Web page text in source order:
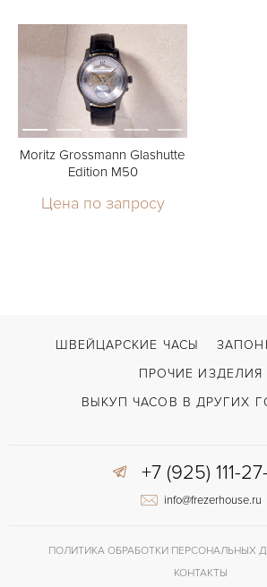
Moritz Grossmann Glashutte
Edition M50
Цена по запросу
ШВЕЙЦАРСКИЕ ЧАСЫ
ПРОЧИЕ ИЗДЕЛИЯ
ВЫКУП ЧАСОВ В ДРУГИХ
+7 (925) 111-
info@frezerhouse.ru
ПОЛИТИКА ОБРАБОТКИ ПЕРСОНАЛЬНЫХ
КОНТАКТЫ